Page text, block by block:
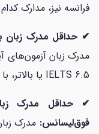
فرانسه نیز، مدارک
✔ حداقل مدرک زبان
6.5 IELTS یا بالاتر، با توجه به شرایط ورودی دانشگاه موردنظر؛
✔ حداقل مدرک
فوق‌لیسانس: مدرک